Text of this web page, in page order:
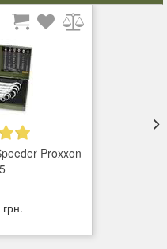
Proxxon
грн.